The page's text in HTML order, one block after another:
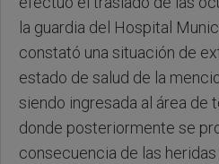
la guardia del Hospital
constató una situación de
estado de salud de la
siendo ingresada al área de
donde posteriormente se
consecuencia de las